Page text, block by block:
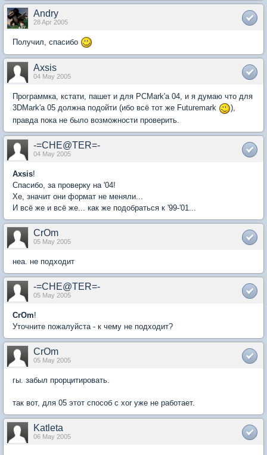
Andry
28 Apr 2005
Получил, спасибо
Axsis
04 May 2005
Программка, кстати, пашет и для PCMark'а 04, и я думаю что для
3DMark'а 05 должна подойти (ибо всё тот же Futuremark
),
правда пока не было возможности проверить.
-=CHE@TER=-
04 May 2005
Axsis!
Спасибо, за проверку на '04!
Хе, значит они формат не меняли...
И всё же и всё же... как же подобраться к '99-'01...
CrOm
05 May 2005
неа. не подходит
-=CHE@TER=-
05 May 2005
CrOm!
Уточните пожалуйста - к чему не подходит?
CrOm
05 May 2005
гы. забыл прорцитировать.
так вот, для 05 этот способ с xor уже не работает.
Katleta
06 May 2005